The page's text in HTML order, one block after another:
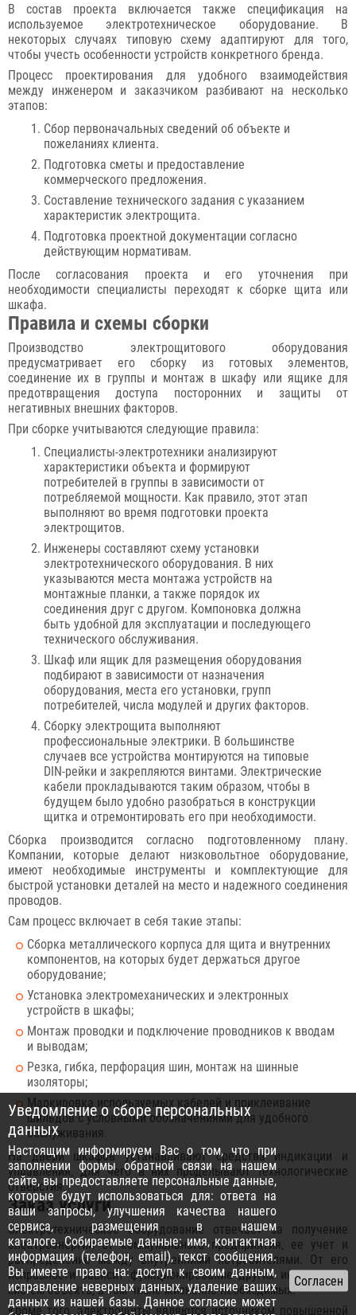
В состав проекта включается также спецификация на
используемое электротехническое оборудование. В
некоторых случаях типовую схему адаптируют для того,
чтобы учесть особенности устройств конкретного бренда.
Процесс проектирования для удобного взаимодействия
между инженером и заказчиком разбивают на несколько
этапов:
Сбор первоначальных сведений об объекте и
пожеланиях клиента.
Подготовка сметы и предоставление
коммерческого предложения.
Составление технического задания с указанием
характеристик электрощита.
Подготовка проектной документации согласно
действующим нормативам.
После согласования проекта и его уточнения при
необходимости специалисты переходят к сборке щита или
шкафа.
Правила и схемы сборки
Производство электрощитового оборудования
предусматривает его сборку из готовых элементов,
соединение их в группы и монтаж в шкафу или ящике для
предотвращения доступа посторонних и защиты от
негативных внешних факторов.
При сборке учитываются следующие правила:
Специалисты-электротехники анализируют
характеристики объекта и формируют
потребителей в группы в зависимости от
потребляемой мощности. Как правило, этот этап
выполняют во время подготовки проекта
электрощитов.
Инженеры составляют схему установки
электротехнического оборудования. В них
указываются места монтажа устройств на
монтажные планки, а также порядок их
соединения друг с другом. Компоновка должна
быть удобной для эксплуатации и последующего
технического обслуживания.
Шкаф или ящик для размещения оборудования
подбирают в зависимости от назначения
оборудования, места его установки, групп
потребителей, числа модулей и других факторов.
Сборку электрощита выполняют
профессиональные электрики. В большинстве
случаев все устройства монтируются на типовые
DIN-рейки и закрепляются винтами. Электрические
кабели прокладываются таким образом, чтобы в
будущем было удобно разобраться в конструкции
щитка и отремонтировать его при необходимости.
Сборка производится согласно подготовленному плану.
Компании, которые делают низковольтное оборудование,
имеют необходимые инструменты и комплектующие для
быстрой установки деталей на место и надежного соединения
проводов.
Сам процесс включает в себя такие этапы:
Сборка металлического корпуса для щита и внутренних
компонентов, на которых будет держаться другое
оборудование;
Установка электромеханических и электронных
устройств в шкафы;
Монтаж проводки и подключение проводников к вводам
и выводам;
Резка, гибка, перфорация шин, монтаж на шинные
изоляторы;
Маркировка используемых кабелей и приклеивание
шильдов с условными обозначениями для удобного
обслуживания.
На двери шкафов устанавливают средства индикации и
управления, для чего в них проделывают технологические
отверстия.
Заказ услуги
Электротехническое оборудование отвечает за получение
электроэнергии от коммунального предприятия, ее учет и
распределение между внутренними потребителями. От его
исправности зависит функционирование других инженерных
систем объекта, в том числе жизненно необходимых.
Кроме того, электрощиты являются источником повышенной
Уведомление о сборе персональных
данных
Настоящим информируем Вас о том, что при
заполнении формы обратной связи на нашем
сайте, вы предоставляете персональные данные,
которые будут использоваться для: ответа на
ваши запросы, улучшения качества нашего
сервиса, размещения в нашем
каталоге. Собираемые данные: имя, контактная
информация (телефон, email), текст сообщения.
Вы имеете право на: доступ к своим данным,
исправление неверных данных, удаление ваших
данных из нашей базы. Данное согласие может